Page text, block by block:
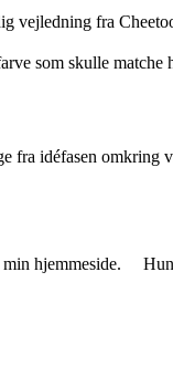
vejledning fra
som skulle matche
idéfasen omkring
hjemmeside.